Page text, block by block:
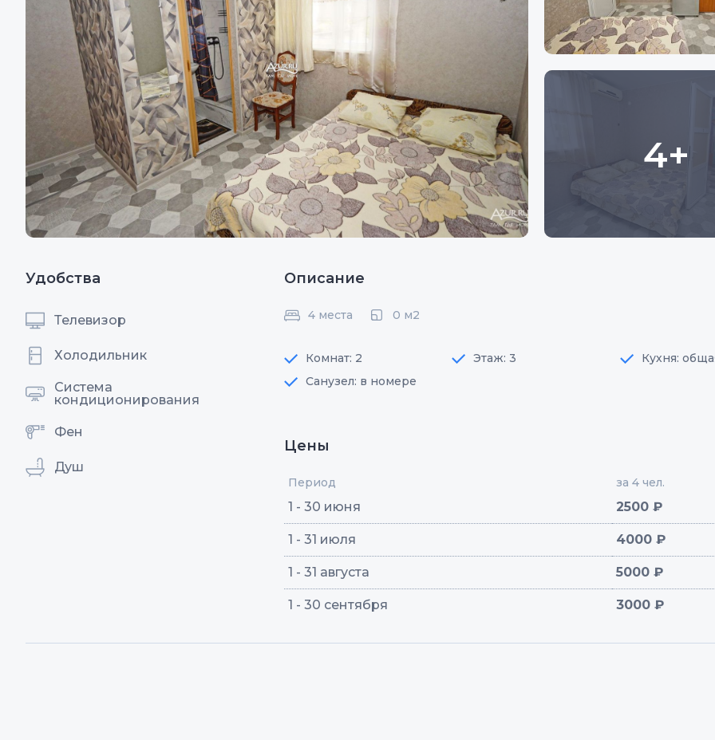
4+
Удобства
Телевизор
Холодильник
Система
кондиционирования
Фен
Душ
Описание
4 места 0 м2
Комнат: 2 Этаж: 3
Кухня:
Санузел: в номере
Цены
Период за 4 чел.
1 - 30 июня 2500 ₽
1 - 31 июля 4000 ₽
1 - 31 августа 5000 ₽
1 - 30 сентября 3000 ₽